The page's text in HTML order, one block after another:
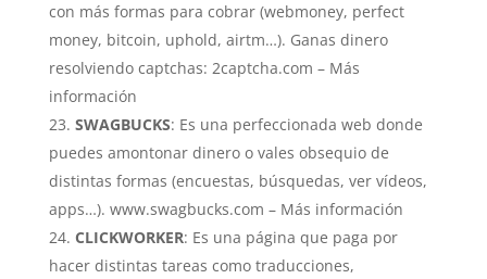
con más formas para cobrar (webmoney, perfect
money, bitcoin, uphold, airtm…). Ganas dinero
resolviendo captchas: 2captcha.com – Más
información
SWAGBUCKS: Es una perfeccionada web donde
puedes amontonar dinero o vales obsequio de
distintas formas (encuestas, búsquedas, ver vídeos,
apps…). www.swagbucks.com – Más información
CLICKWORKER: Es una página que paga por
hacer distintas tareas como traducciones,